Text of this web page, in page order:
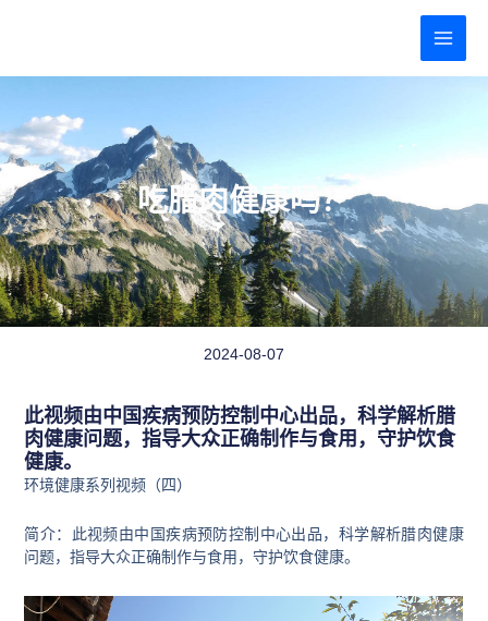
吃腊肉健康吗？
2024-08-07
此视频由中国疾病预防控制中心出品，科学解析腊
肉健康问题，指导大众正确制作与食用，守护饮食
健康。
环境健康系列视频（四）
简介：此视频由中国疾病预防控制中心出品，科学解析腊肉健康
问题，指导大众正确制作与食用，守护饮食健康。